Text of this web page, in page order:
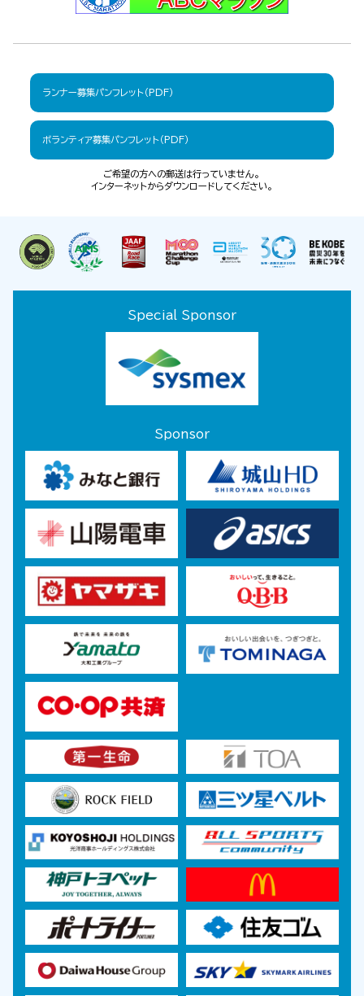
ランナー募集パンフレット（PDF）
ボランティア募集パンフレット（PDF）
ご希望の方への郵送は行っていません。
インターネットからダウンロードしてください。
Special Sponsor
Sponsor